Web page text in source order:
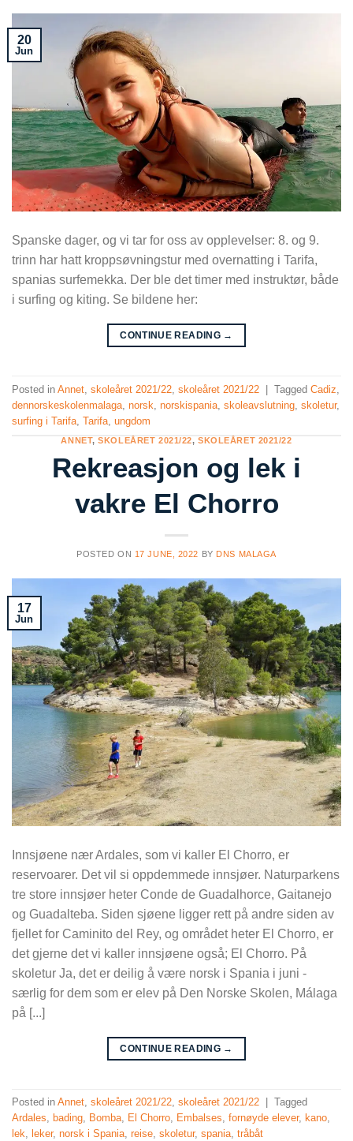
20
Jun
Spanske dager, og vi tar for oss av opplevelser: 8. og 9.
trinn har hatt kroppsøvningstur med overnatting i Tarifa,
spanias surfemekka. Der ble det timer med instruktør, både
i surfing og kiting. Se bildene her:
CONTINUE READING →
Posted in Annet skoleåret 2021/22 skoleåret 2021/22 | Tagged Cadiz
dennorskeskolenmalaga norsk norskispania skoleavslutning skoletur,
surfing i Tarifa Tarifa ungdom
ANNET,SKOLEÅRET 2021/22,SKOLEÅRET 2021/22
Rekreasjon og lek i
vakre El Chorro
POSTED ON 17 JUNE, 2022 BY DNS MALAGA
17
Jun
Innsjøene nær Ardales, som vi kaller El Chorro, er
reservoarer. Det vil si oppdemmede innsjøer. Naturparkens
tre store innsjøer heter Conde de Guadalhorce, Gaitanejo
og Guadalteba. Siden sjøene ligger rett på andre siden av
fjellet for Caminito del Rey, og området heter El Chorro, er
det gjerne det vi kaller innsjøene også; El Chorro. På
skoletur Ja, det er deilig å være norsk i Spania i juni -
særlig for dem som er elev på Den Norske Skolen, Málaga
på [...]
CONTINUE READING →
Posted in Annet, skoleåret 2021/22, skoleåret 2021/22
Tagged
Ardales, bading, Bomba, El Chorro, Embalses, fornøyde elever, kano,
lek, leker, norsk i Spania, reise, skoletur, spania, tråbåt